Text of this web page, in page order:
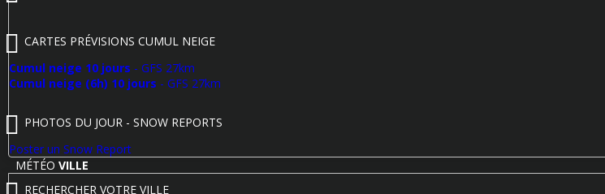
CARTES PRÉVISIONS CUMUL NEIGE
Cumul neige 10 jours - GFS 27km
Cumul neige (6h) 10 jours - GFS 27km
PHOTOS DU JOUR - SNOW REPORTS
Poster un Snow Report
MÉTÉO VILLE
RECHERCHER VOTRE VILLE